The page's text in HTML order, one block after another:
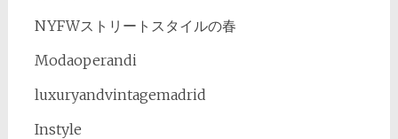
NYFWストリートスタイルの春
Modaoperandi
luxuryandvintagemadrid
Instyle